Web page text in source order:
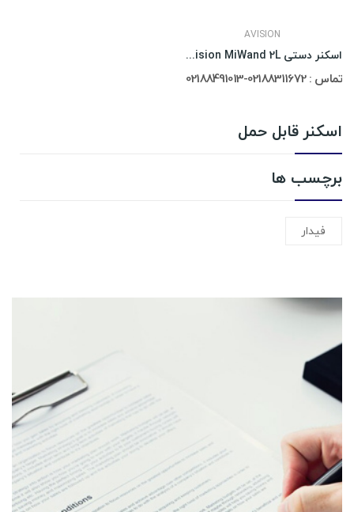
اسکنر قابل حمل
برچسب ها
فیدار
AVISION
اسکنر دستی Avision MiWand 2L
تماس : 02188311672-02188491013